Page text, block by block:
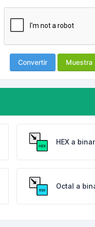
Convertir Muestra
HEX a
Octal a